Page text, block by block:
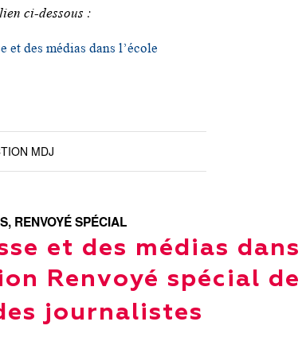
ci-dessous :
et des médias dans l’école
MDJ
, RENVOYÉ SPÉCIAL
et des médias dans
Renvoyé spécial de
journalistes